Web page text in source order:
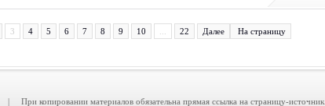
3 4 5 6 7 8 9 10 22 Далее На страницу
копировании материалов обязательна прямая ссылка на страницу-источник.